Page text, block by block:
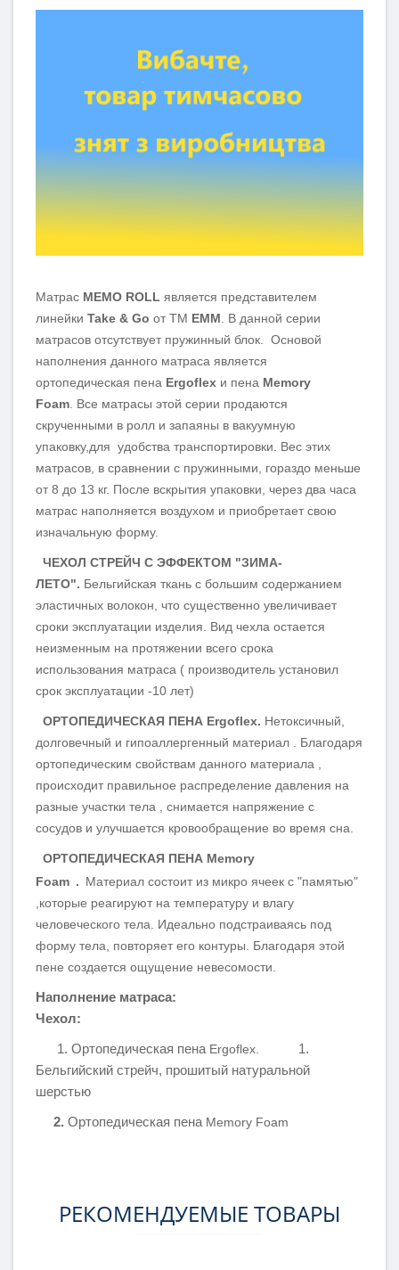
Матрас MEMO ROLL является представителем
линейки Take & Go от ТМ ЕММ. В данной серии
матрасов отсутствует пружинный блок. Основой
наполнения данного матраса является
ортопедическая пена Ergoflex и пена Memory
Foam. Все матрасы этой серии продаются
скрученными в ролл и запаяны в вакуумную
упаковку,для удобства транспортировки. Вес этих
матрасов, в сравнении с пружинными, гораздо меньше
от 8 до 13 кг. После вскрытия упаковки, через два часа
матрас наполняется воздухом и приобретает свою
изначальную форму.
ЧЕХОЛ СТРЕЙЧ С ЭФФЕКТОМ "ЗИМА-
ЛЕТО". Бельгийская ткань с большим содержанием
эластичных волокон, что существенно увеличивает
сроки эксплуатации изделия. Вид чехла остается
неизменным на протяжении всего срока
использования матраса ( производитель установил
срок эксплуатации -10 лет)
ОРТОПЕДИЧЕСКАЯ ПЕНА Ergoflex. Нетоксичный,
долговечный и гипоаллергенный материал . Благодаря
ортопедическим свойствам данного материала ,
происходит правильное распределение давления на
разные участки тела , снимается напряжение с
сосудов и улучшается кровообращение во время сна.
ОРТОПЕДИЧЕСКАЯ ПЕНА Memory
Foam . Материал состоит из микро ячеек с "памятью"
,которые реагируют на температуру и влагу
человеческого тела. Идеально подстраиваясь под
форму тела, повторяет его контуры. Благодаря этой
пене создается ощущение невесомости.
Наполнение матраса:
Чехол:
1. Ортопедическая пена Ergoflex.
1.
Бельгийский стрейч, прошитый натуральной
шерстью
2. Ортопедическая пена Memory Foam
РЕКОМЕНДУЕМЫЕ ТОВАРЫ